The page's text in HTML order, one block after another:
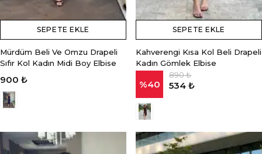
SEPETE EKLE
Mürdüm Beli Ve Omzu Drapeli
Sıfır Kol Kadın Midi Boy Elbise
900 ₺
SEPETE EKLE
Kahverengi Kısa Kol Beli Drapeli
Kadın Gömlek Elbise
%40
890 ₺
534 ₺